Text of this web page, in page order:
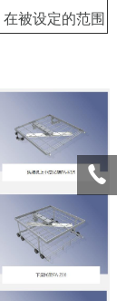
在被设定的范围